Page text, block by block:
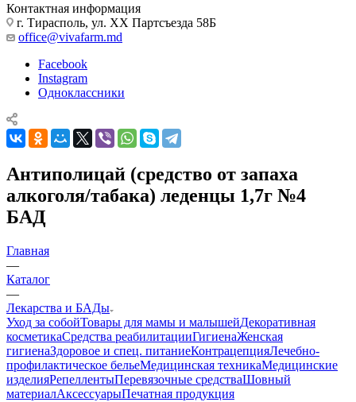
Контактная информация
г. Тирасполь, ул. ХХ Партсъезда 58Б
office@vivafarm.md
Facebook
Instagram
Одноклассники
Антиполицай (средство от запаха
алкоголя/табака) леденцы 1,7г №4
БАД
Главная
—
Каталог
—
Лекарства и БАДы
Уход за собойТовары для мамы и малышейДекоративная
косметикаСредства реабилитацииГигиенаЖенская
гигиенаЗдоровое и спец. питаниеКонтрацепцияЛечебно-
профилактическое бельеМедицинская техникаМедицинские
изделияРепеллентыПеревязочные средстваШовный
материалАксессуарыПечатная продукция